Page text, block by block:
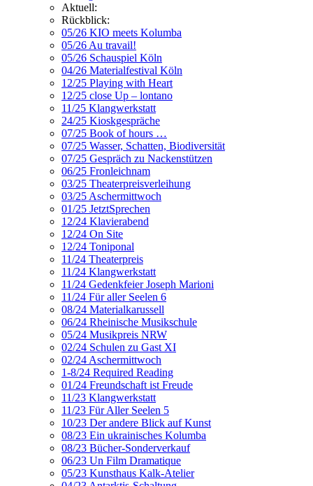
Aktuell:
Rückblick:
05/26 KIO meets Kolumba
05/26 Au travail!
05/26 Schauspiel Köln
04/26 Materialfestival Köln
12/25 Playing with Heart
12/25 close Up – lontano
11/25 Klangwerkstatt
24/25 Kioskgespräche
07/25 Book of hours …
07/25 Wasser, Schatten, Biodiversität
07/25 Gespräch zu Nackenstützen
06/25 Fronleichnam
03/25 Theaterpreisverleihung
03/25 Aschermittwoch
01/25 JetztSprechen
12/24 Klavierabend
12/24 On Site
12/24 Toniponal
11/24 Theaterpreis
11/24 Klangwerkstatt
11/24 Gedenkfeier Joseph Marioni
11/24 Für aller Seelen 6
08/24 Materialkarussell
06/24 Rheinische Musikschule
05/24 Musikpreis NRW
02/24 Schulen zu Gast XI
02/24 Aschermittwoch
1-8/24 Required Reading
01/24 Freundschaft ist Freude
11/23 Klangwerkstatt
11/23 Für Aller Seelen 5
10/23 Der andere Blick auf Kunst
08/23 Ein ukrainisches Kolumba
08/23 Bücher-Sonderverkauf
06/23 Un Film Dramatique
05/23 Kunsthaus Kalk-Atelier